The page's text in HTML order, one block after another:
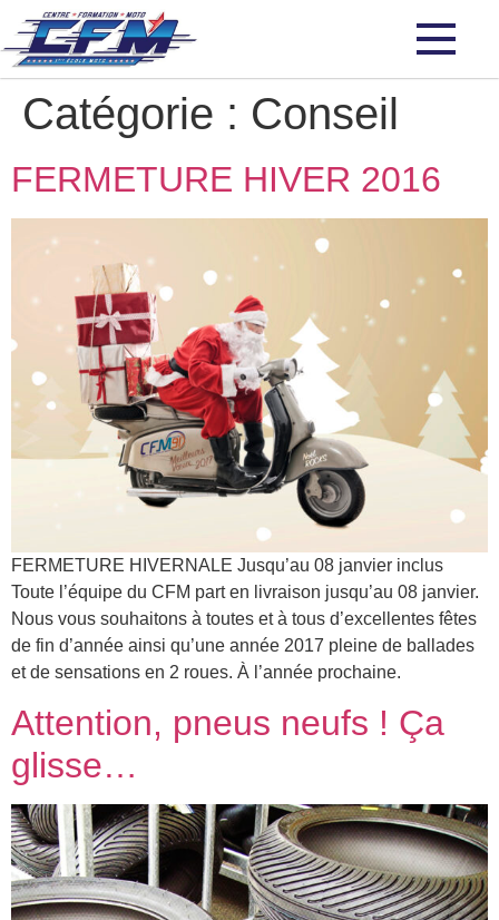
Catégorie : Conseil
FERMETURE HIVER 2016
FERMETURE HIVERNALE Jusqu’au 08 janvier inclus
Toute l’équipe du CFM part en livraison jusqu’au 08 janvier.
Nous vous souhaitons à toutes et à tous d’excellentes fêtes
de fin d’année ainsi qu’une année 2017 pleine de ballades
et de sensations en 2 roues. À l’année prochaine.
Attention, pneus neufs ! Ça
glisse…